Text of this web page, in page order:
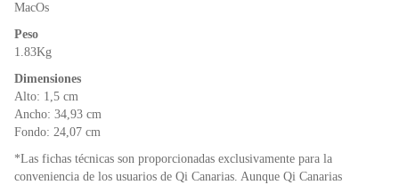
MacOs
Peso
1.83Kg
Dimensiones
Alto: 1,5 cm
Ancho: 34,93 cm
Fondo: 24,07 cm
*Las fichas técnicas son proporcionadas exclusivamente para la
conveniencia de los usuarios de Qi Canarias. Aunque Qi Canarias